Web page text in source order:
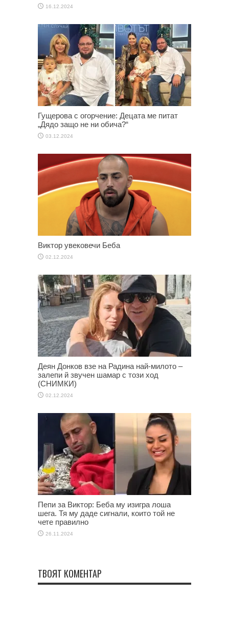
16.12.2024
Гущерова с огорчение: Децата ме питат
„Дядо защо не ни обича?“
03.12.2024
Виктор увековечи Беба
02.12.2024
Деян Донков взе на Радина най-милото –
залепи й звучен шамар с този ход
(СНИМКИ)
02.12.2024
Пепи за Виктор: Беба му изигра лоша
шега. Тя му даде сигнали, които той не
чете правилно
26.11.2024
ТВОЯТ КОМЕНТАР